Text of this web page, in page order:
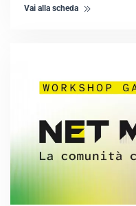
Vai alla scheda